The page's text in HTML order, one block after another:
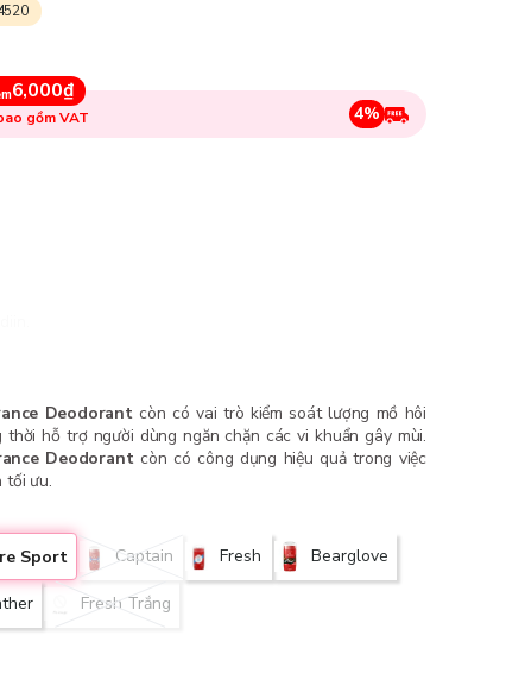
6,000₫
gồm VAT
4%
Deodorantcòn có vai trò kiểm soát lượng mồ hôi
hỗ trợ người dùng ngăn chặn các vi khuẩn gây mùi.
Deodorantcòn có công dụng hiệu quả trong việc
tối ưu.
Sport Captain Fresh Bearglove
Fresh Trắng